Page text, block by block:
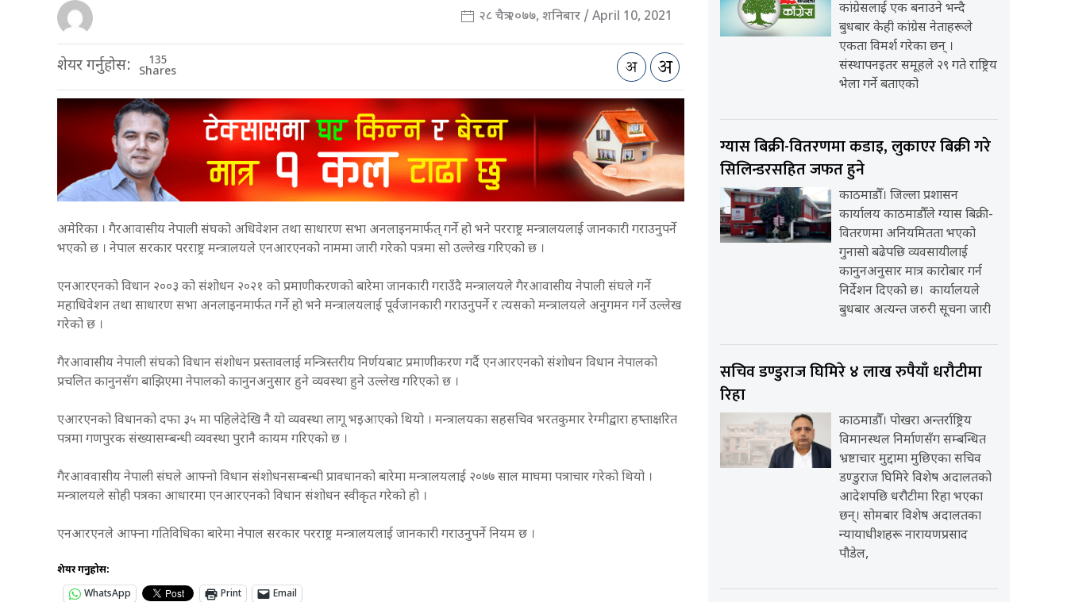
२८ चैत्र २०७७, शनिबार / April 10, 2021
शेयर गर्नुहोस: 135
Shares
अमेरिका । गैरआवासीय नेपाली संघको अधिवेशन तथा साधारण सभा अनलाइनमार्फत् गर्ने हो भने परराष्ट्र मन्त्रालयलाई जानकारी गराउनुपर्ने
भएको छ । नेपाल सरकार परराष्ट्र मन्त्रालयले एनआरएनको नाममा जारी गरेको पत्रमा सो उल्लेख गरिएको छ ।
एनआरएनको विधान २००३ को संशोधन २०२१ को प्रमाणीकरणको बारेमा जानकारी गराउँदै मन्त्रालयले गैरआवासीय नेपाली संघले गर्ने
महाधिवेशन तथा साधारण सभा अनलाइनमार्फत गर्ने हो भने मन्त्रालयलाई पूर्वजानकारी गराउनुपर्ने र त्यसको मन्त्रालयले अनुगमन गर्ने उल्लेख
गरेको छ ।
गैरआवासीय नेपाली संघको विधान संशोधन प्रस्तावलाई मन्त्रिस्तरीय निर्णयबाट प्रमाणीकरण गर्दै एनआरएनको संशोधन विधान नेपालको
प्रचलित कानुनसँग बाझिएमा नेपालको कानुनअनुसार हुने व्यवस्था हुने उल्लेख गरिएको छ ।
एआरएनको विधानको दफा ३५ मा पहिलेदेखि नै यो व्यवस्था लागू भइआएको थियो । मन्त्रालयका सहसचिव भरतकुमार रेग्मीद्वारा हष्ताक्षरित
पत्रमा गणपुरक संख्यासम्बन्धी व्यवस्था पुरानै कायम गरिएको छ ।
गैरआववासीय नेपाली संघले आफ्नो विधान संशोधनसम्बन्धी प्रावधानको बारेमा मन्त्रालयलाई २०७७ साल माघमा पत्राचार गरेको थियो ।
मन्त्रालयले सोही पत्रका आधारमा एनआरएनको विधान संशोधन स्वीकृत गरेको हो ।
एनआरएनले आफ्ना गतिविधिका बारेमा नेपाल सरकार परराष्ट्र मन्त्रालयलाई जानकारी गराउनुपर्ने नियम छ ।
शेयर गर्नुहोस:
WhatsApp
Print Email
कांग्रेसलाई एक बनाउने भन्दै
बुधबार केही कांग्रेस नेताहरूले
एकता विमर्श गरेका छन् ।
संस्थापनइतर समूहले २९ गते राष्ट्रिय
भेला गर्ने बताएको
ग्यास बिक्री-वितरणमा कडाइ, लुकाएर बिक्री गरे
सिलिन्डरसहित जफत हुने
काठमाडौँ। जिल्ला प्रशासन
कार्यालय काठमाडौँले ग्यास बिक्री-
वितरणमा अनियमितता भएको
गुनासो बढेपछि व्यवसायीलाई
कानुनअनुसार मात्र कारोबार गर्न
निर्देशन दिएको छ। कार्यालयले
बुधबार अत्यन्त जरुरी सूचना जारी
सचिव डण्डुराज घिमिरे ४ लाख रुपैयाँ धरौटीमा
रिहा
काठमाडौँ। पोखरा अन्तर्राष्ट्रिय
विमानस्थल निर्माणसँग सम्बन्धित
भ्रष्टाचार मुद्दामा मुछिएका सचिव
डण्डुराज घिमिरे विशेष अदालतको
आदेशपछि धरौटीमा रिहा भएका
छन्। सोमबार विशेष अदालतका
न्यायाधीशहरू नारायणप्रसाद
पौडेल,